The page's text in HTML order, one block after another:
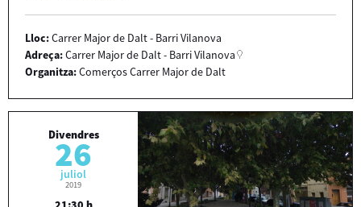
Lloc:Carrer Major de Dalt - Barri Vilanova
Adreça:Carrer Major de Dalt - Barri Vilanova
Organitza:Comerços Carrer Major de Dalt
Divendres
26
juliol
2019